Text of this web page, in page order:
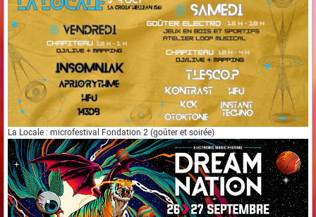
La Locale : microfestival Fondation 2 (goûter et soirée)